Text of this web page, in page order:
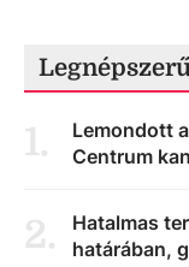
1.
Lemondott
Centrum
2.
Hatalmas
határában,